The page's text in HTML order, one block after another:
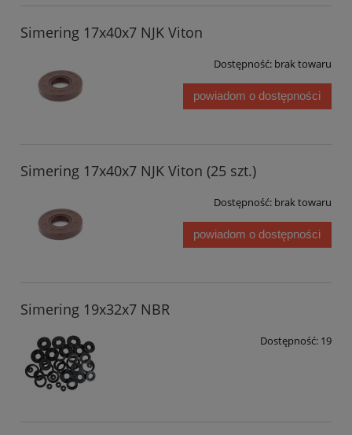
Simering 17x40x7 NJK Viton
Dostępność: brak towaru
powiadom o dostępności
Simering 17x40x7 NJK Viton (25 szt.)
Dostępność: brak towaru
powiadom o dostępności
Simering 19x32x7 NBR
Dostępność: 19